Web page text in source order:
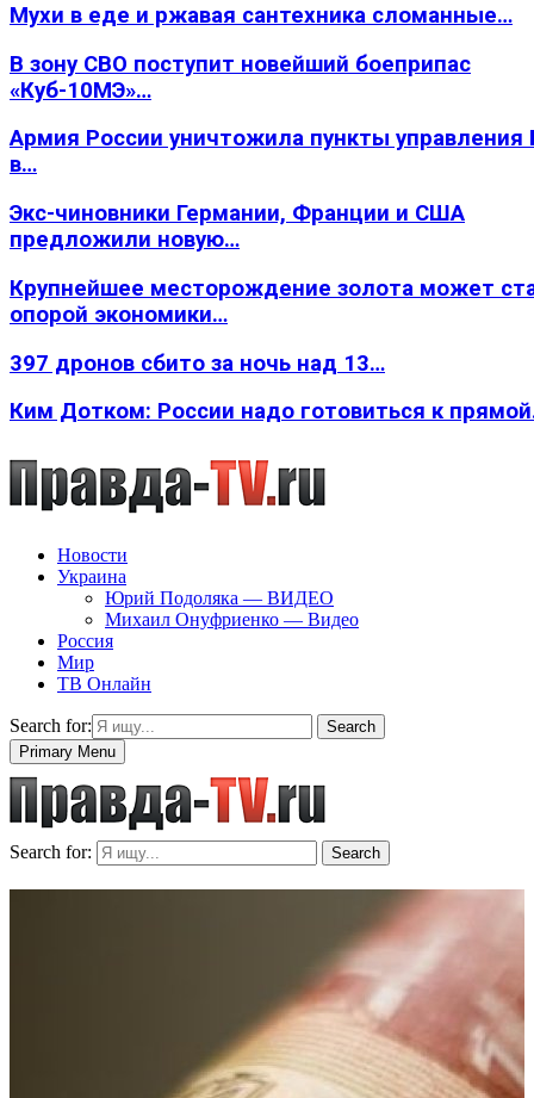
Мухи в еде и ржавая сантехника сломанные…
В зону СВО поступит новейший боеприпас
«Куб-10МЭ»…
Армия России уничтожила пункты
в…
Экс-чиновники Германии, Франции и США
предложили новую…
Крупнейшее месторождение золота может
опорой экономики…
397 дронов сбито за ночь над 13…
Ким Дотком: России надо готовиться к
Новости
Украина
Юрий Подоляка — ВИДЕО
Михаил Онуфриенко — Видео
Россия
Мир
ТВ Онлайн
Search for:
Search
Primary Menu
Search for: Search